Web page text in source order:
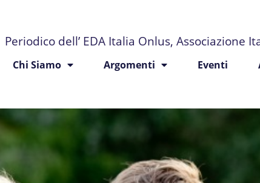
Periodico dell’ EDA Italia Onlus, Associazione
Chi Siamo Argomenti Eventi